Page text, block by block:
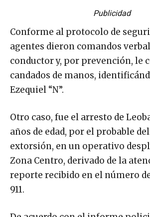
Publicidad
Conforme al protocolo de
agentes dieron comandos
conductor y, por prevención, le
candados de manos,
Ezequiel “N”.
Otro caso, fue el arresto de
años de edad, por el probable
extorsión, en un operativo
Zona Centro, derivado de la
reporte recibido en el número
911.